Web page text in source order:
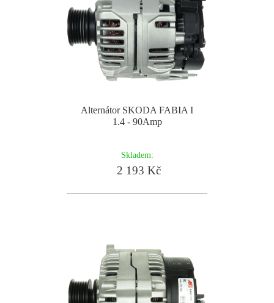
Alternátor SKODA FABIA I
1.4 - 90Amp
Skladem:
2 193 Kč